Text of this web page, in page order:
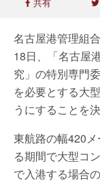
名古屋港管理組
18日、「名古屋
究」の特別専門
を必要とする大
うにすることを
東航路の幅420
る期間で大型コ
で入港する場合